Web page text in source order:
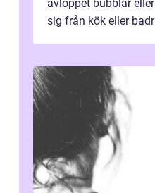
avloppet bubblar
sig från kök eller